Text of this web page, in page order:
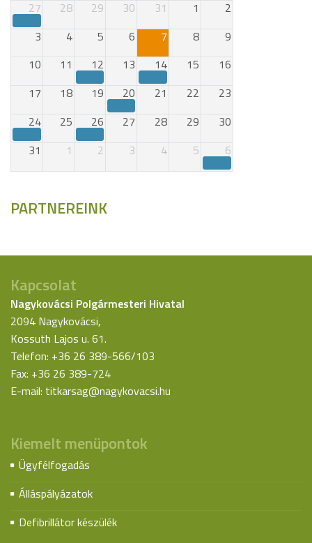
27
28 29 30 31 1
2
3
4 5 6 7 8
9
10
11 12 13 14 15
16
17
18 19 20 21 22
23
24
25 26 27 28 29
30
31
1 2 3 4 5 6
PARTNEREINK
Kapcsolat
Nagykovácsi Polgármesteri Hivatal
2094 Nagykovácsi,
Kossuth Lajos u. 61.
Telefon: +36 26 389-566/103
Fax: +36 26 389-724
E-mail: titkarsag@nagykovacsi.hu
Kiemelt menüpontok
Ügyfélfogadás
Álláspályázatok
Defibrillátor készülék